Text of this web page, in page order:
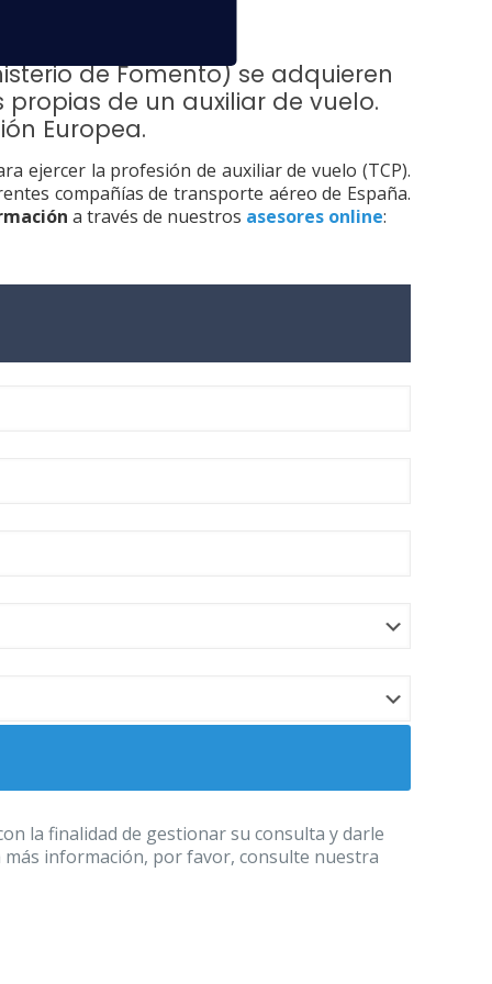
de Fomento) se adquieren
de un auxiliar de vuelo.
Europea.
ejercer la profesión de auxiliar de vuelo (TCP).
compañías de transporte aéreo de España.
a través de nuestros asesores online:
la finalidad de gestionar su consulta y darle
más información, por favor, consulte nuestra